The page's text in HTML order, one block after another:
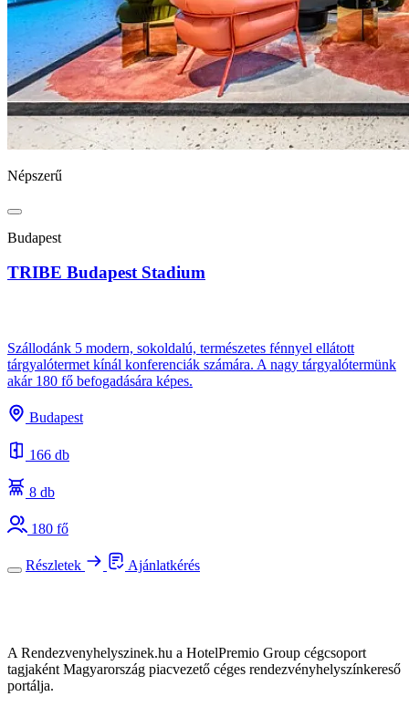
Népszerű
Budapest
TRIBE Budapest Stadium
Szállodánk 5 modern, sokoldalú, természetes fénnyel ellátott
tárgyalótermet kínál konferenciák számára. A nagy tárgyalótermünk
akár 180 fő befogadására képes.
Budapest
166 db
8 db
180 fő
Részletek Ajánlatkérés
A Rendezvenyhelyszinek.hu a HotelPremio Group cégcsoport
tagjaként Magyarország piacvezető céges rendezvényhelyszínkereső
portálja.